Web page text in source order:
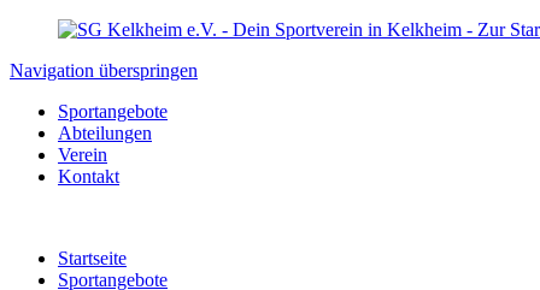
Navigation überspringen
Sportangebote
Abteilungen
Verein
Kontakt
Startseite
Sportangebote